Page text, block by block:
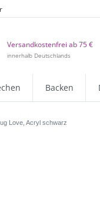
Versandkostenfrei ab 75 €
innerhalb Deutschlands
Backen
Love, Acryl schwarz